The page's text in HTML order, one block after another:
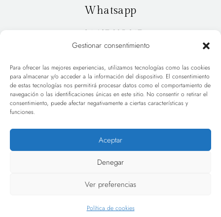
Gestionar consentimiento
Para ofrecer las mejores experiencias, utilizamos tecnologías como las cookies
para almacenar y/o acceder a la información del dispositivo. El consentimiento
de estas tecnologías nos permitirá procesar datos como el comportamiento de
navegación o las identificaciones únicas en este sitio. No consentir o retirar el
consentimiento, puede afectar negativamente a ciertas características y
funciones.
Aceptar
Denegar
Ver preferencias
Política de cookies
Whatsapp
+34 627 885 947
INICIO PORTFOLIO
HOLA BLOG